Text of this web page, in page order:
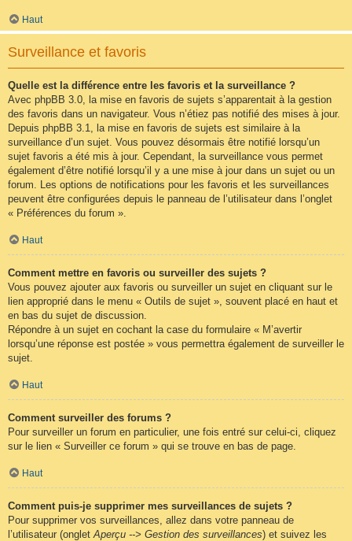
Haut
Surveillance et favoris
Quelle est la différence entre les favoris et la surveillance ?
Avec phpBB 3.0, la mise en favoris de sujets s’apparentait à la gestion
des favoris dans un navigateur. Vous n’étiez pas notifié des mises à jour.
Depuis phpBB 3.1, la mise en favoris de sujets est similaire à la
surveillance d’un sujet. Vous pouvez désormais être notifié lorsqu’un
sujet favoris a été mis à jour. Cependant, la surveillance vous permet
également d’être notifié lorsqu’il y a une mise à jour dans un sujet ou un
forum. Les options de notifications pour les favoris et les surveillances
peuvent être configurées depuis le panneau de l’utilisateur dans l’onglet
« Préférences du forum ».
Haut
Comment mettre en favoris ou surveiller des sujets ?
Vous pouvez ajouter aux favoris ou surveiller un sujet en cliquant sur le
lien approprié dans le menu « Outils de sujet », souvent placé en haut et
en bas du sujet de discussion.
Répondre à un sujet en cochant la case du formulaire « M’avertir
lorsqu’une réponse est postée » vous permettra également de surveiller le
sujet.
Haut
Comment surveiller des forums ?
Pour surveiller un forum en particulier, une fois entré sur celui-ci, cliquez
sur le lien « Surveiller ce forum » qui se trouve en bas de page.
Haut
Comment puis-je supprimer mes surveillances de sujets ?
Pour supprimer vos surveillances, allez dans votre panneau de
l’utilisateur (onglet Aperçu --> Gestion des surveillances) et suivez les